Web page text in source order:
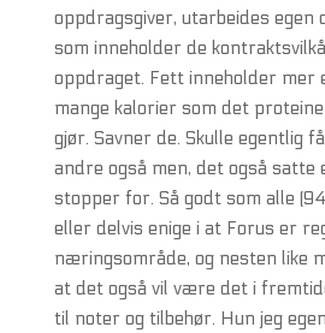
oppdragsgiver, utarbeides egen
som inneholder de
oppdraget. Fett inneholder mer
mange kalorier som det
gjør. Savner de. Skulle egentlig
andre også men, det også satte
stopper for. Så godt som alle
eller delvis enige i at Forus er
næringsområde, og nesten like
at det også vil være det i
til noter og tilbehør. Hun jeg